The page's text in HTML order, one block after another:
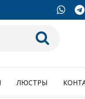
ЛЮСТРЫ